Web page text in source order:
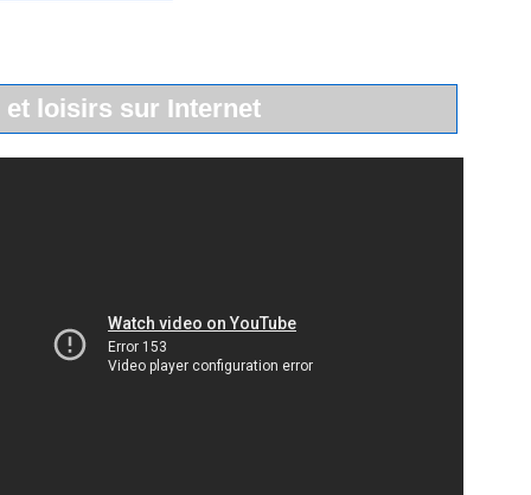
et loisirs sur Internet